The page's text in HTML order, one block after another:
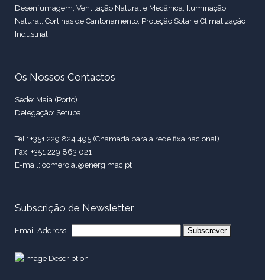
Desenfumagem, Ventilação Natural e Mecânica, Iluminação
Natural, Cortinas de Cantonamento, Proteção Solar e Climatização
Industrial.
Os Nossos Contactos
Sede: Maia (Porto)
Delegação: Setúbal
Tel.: +351 229 824 495 (Chamada para a rede fixa nacional)
Fax: +351 229 863 021
E-mail: comercial@energimac.pt
Subscrição de Newsletter
Email Address :